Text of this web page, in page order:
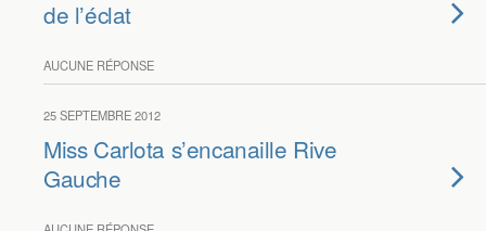
de l’éclat
AUCUNE RÉPONSE
25 SEPTEMBRE 2012
Miss Carlota s’encanaille Rive
Gauche